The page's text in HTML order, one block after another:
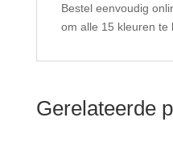
Bestel eenvoudig
om alle 15 kleuren te
Gerelateerde